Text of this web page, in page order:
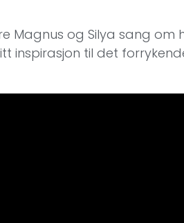
Magnus og Silya sang om
inspirasjon til det